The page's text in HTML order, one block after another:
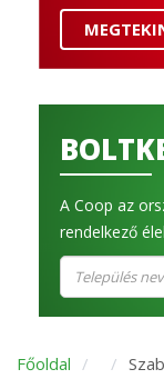
A Coop az
rendelkező
Főoldal